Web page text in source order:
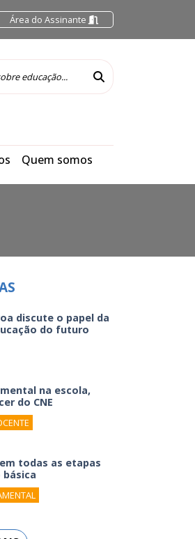
Área do Assinante
Quem somos
discute o papel da
do futuro
na escola,
do CNE
todas as etapas
básica